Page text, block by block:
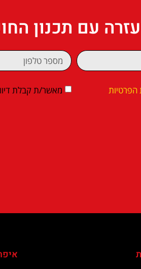
עזרה עם תכנון
הפרטיות מאשר/ת קבלת